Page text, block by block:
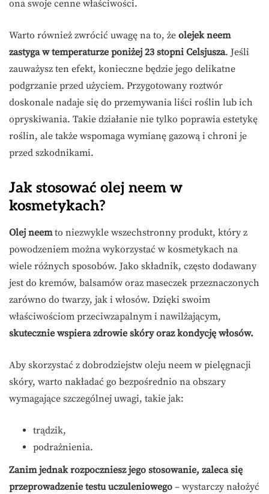
ona swoje cenne właściwości.
Warto również zwrócić uwagę na to, że olejek neem
zastyga w temperaturze poniżej 23 stopni Celsjusza. Jeśli
zauważysz ten efekt, konieczne będzie jego delikatne
podgrzanie przed użyciem. Przygotowany roztwór
doskonale nadaje się do przemywania liści roślin lub ich
opryskiwania. Takie działanie nie tylko poprawia estetykę
roślin, ale także wspomaga wymianę gazową i chroni je
przed szkodnikami.
Jak stosować olej neem w
kosmetykach?
Olej neemto niezwykle wszechstronny produkt, który z
powodzeniem można wykorzystać w kosmetykach na
wiele różnych sposobów. Jako składnik, często dodawany
jest do kremów, balsamów oraz maseczek przeznaczonych
zarówno do twarzy, jak i włosów. Dzięki swoim
właściwościom przeciwzapalnym i nawilżającym,
skutecznie wspiera zdrowie skóry oraz kondycję włosów.
Aby skorzystać z dobrodziejstw oleju neem w pielęgnacji
skóry, warto nakładać go bezpośrednio na obszary
wymagające szczególnej uwagi, takie jak:
trądzik,
podrażnienia.
Zanim jednak rozpoczniesz jego stosowanie, zaleca się
przeprowadzenie testu uczuleniowego – wystarczy nałożyć